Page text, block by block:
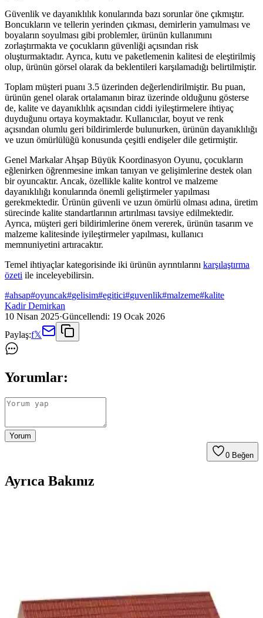
Güvenlik ve dayanıklılık konularında bazı sorunlar öne çıkmıştır.
Boncukların ve tellerin yerinden çıkması, demirlerin yamulması ve
boyaların soyulması gibi problemler, ürünün kullanımını
zorlaştırmakta ve çocukların güvenliği açısından risk
oluşturmaktadır. Ayrıca, kutu ve paketlemenin kalitesi de eleştirilmiş
olup, ürünün görsel olarak da beklentileri karşılamadığı belirtilmiştir.
Toplam müşteri puanı 3.5 üzerinden değerlendirilmiştir. Bu puan,
ürünün genel olarak ortalamanın biraz üzerinde olduğunu gösterse
de, kalite ve dayanıklılık açısından ciddi iyileştirmelere ihtiyaç
duyduğunu ortaya koymaktadır. Kullanıcılar, boyut ve renk
açısından olumlu geri bildirimlerde bulunurken, ürünün dayanıklılığı
ve uzun ömürlülüğü konusunda çeşitli endişeler dile getirmiştir.
Genel Markalar Ahşap Büyük Koordinasyon Oyunu, çocukların
eğlenirken öğrenmesine imkan tanıyan ve gelişimlerine destek olan
bir oyuncaktır. Ancak, özellikle kalite kontrol ve malzeme
dayanıklılığı konularında önemli geliştirmeler yapılması
gerekmektedir. Ürünün güvenli ve uzun ömürlü olması adına, üretim
sürecinde kalite standartlarının artırılması tavsiye edilmektedir.
Ayrıca, müşteri geri bildirimlerine önem vererek, ürünün tasarım ve
malzeme kalitesinde iyileştirmeler yapılması, kullanıcı
memnuniyetini artıracaktır.
Temel ihtiyaçlar kategorisinde iki ürünün ayrıntılarını karşılaştırma
özeti ile inceleyebilirsin.
#ahsap#oyuncak#gelisim#egitici#guvenlik#malzeme#kalite
Kadir Demirkan
10 Nisan 2025·Güncellendi: 19 Ocak 2026
Paylaş:f𝕏
Yorumlar:
Yorum
0 Beğen
Ayrıca Bakınız
Kosla Döşeme Temizleyicisi: Güvenli ve Etkili Zemin
Temizliği İçin Kullanım Rehberi